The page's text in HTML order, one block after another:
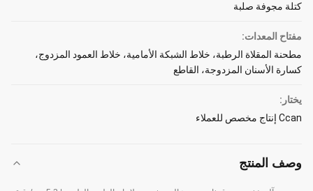
كتلة مجوفة صلبة
مفتاح المعدات:
مطحنة المقلاة الرطبة، خلاط الشبكة الأمامية، خلاط العمود المزدوج،
كسارة الأسنان المزدوجة، القاطع
يختار:
Ccan إنتاج مخصص للعملاء
وصف المنتج